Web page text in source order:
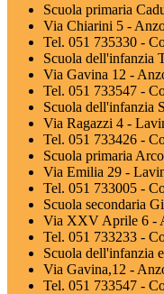
Scuola primaria
Via Chiarini 5 -
Tel. 051 735330 -
Scuola dell'infanzia
Via Gavina 12 -
Tel. 051 733547 -
Scuola dell'infanzia
Via Ragazzi 4 -
Tel. 051 733426 -
Scuola primaria
Via Emilia 29 -
Tel. 051 733005 -
Scuola secondaria
Via XXV Aprile 6 -
Tel. 051 733233 -
Scuola dell'infanzia
Via Gavina,12 -
Tel. 051 733547 -